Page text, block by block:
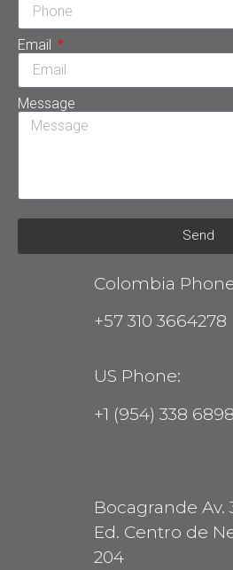
Email
Message
Send
Colombia
+57 310 3664278
US Phone:
+1 (954) 338 6898
Bocagrande Av.
Ed. Centro de
204